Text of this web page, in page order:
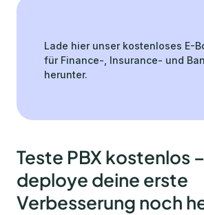
Lade hier unser kostenloses E-
für Finance-, Insurance- und
herunter.
Teste PBX kostenlos
deploye deine erste
Verbesserung noch